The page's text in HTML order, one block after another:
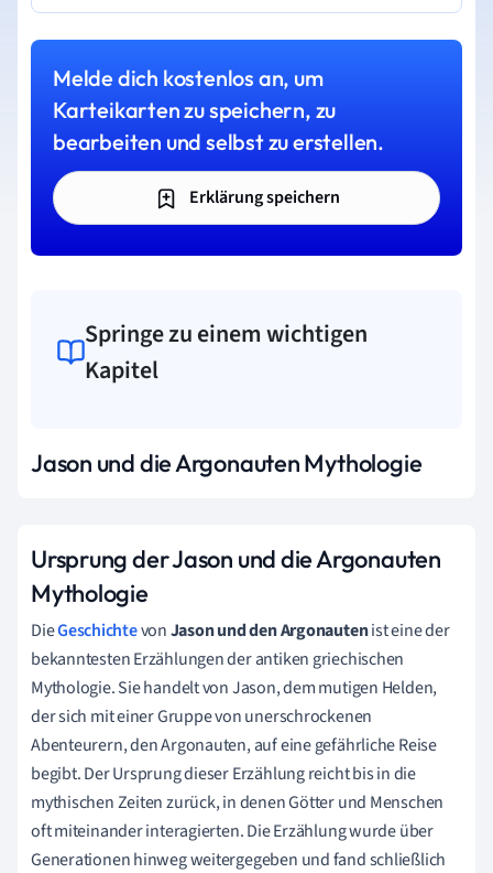
Melde dich kostenlos an, um
Karteikarten zu speichern, zu
bearbeiten und selbst zu erstellen.
Erklärung speichern
Springe zu einem wichtigen
Kapitel
Jason und die Argonauten Mythologie
Ursprung der Jason und die Argonauten
Mythologie
DieGeschichtevonJason und den Argonautenist eine der
bekanntesten Erzählungen der antiken griechischen
Mythologie. Sie handelt von Jason, dem mutigen Helden,
der sich mit einer Gruppe von unerschrockenen
Abenteurern, den Argonauten, auf eine gefährliche Reise
begibt. Der Ursprung dieser Erzählung reicht bis in die
mythischen Zeiten zurück, in denen Götter und Menschen
oft miteinander interagierten. Die Erzählung wurde über
Generationen hinweg weitergegeben und fand schließlich